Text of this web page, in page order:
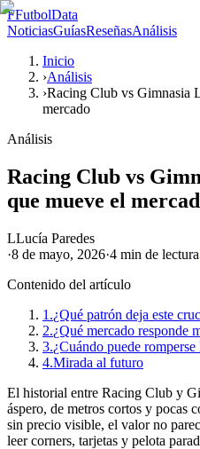
FFutbolData
NoticiasGuíasReseñasAnálisis
Inicio
›Análisis
›Racing Club vs Gimnasia
mercado
Análisis
Racing Club vs
que mueve el
LLucía Paredes
·8 de mayo, 2026·4 min de lectura
Contenido del artículo
1.¿Qué patrón deja este
2.¿Qué mercado responde
3.¿Cuándo puede romperse
4.Mirada al futuro
El historial entre Racing Club y
áspero, de metros cortos y pocas
sin precio visible, el valor no
leer corners, tarjetas y pelota